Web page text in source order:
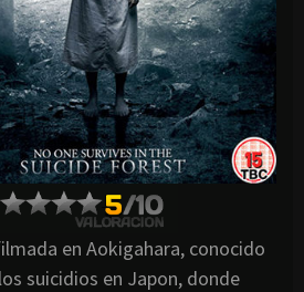
en Aokigahara, conocido
suicidios en Japon, donde